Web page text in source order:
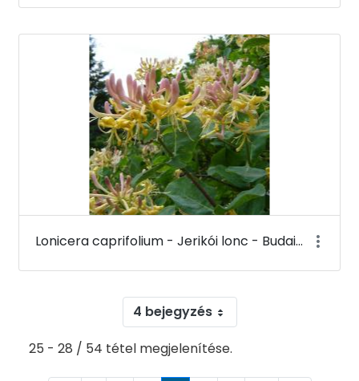
Lonicera caprifolium - Jerikói lonc - Budai Arborétum
4 bejegyzés
25 - 28 / 54 tétel megjelenítése.